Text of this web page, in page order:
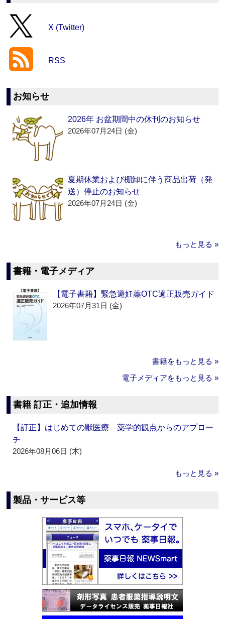
X (Twitter)
RSS
お知らせ
2026年 お盆期間中の休刊のお知らせ
2026年07月24日 (金)
夏期休業および棚卸に伴う商品出荷（発
送）停止のお知らせ
2026年07月24日 (金)
もっと見る »
書籍・電子メディア
【電子書籍】緊急避妊薬OTC適正販売ガイド
2026年07月31日 (金)
書籍をもっと見る »
電子メディアをもっと見る »
書籍 訂正・追加情報
【訂正】はじめての獣医療 薬学的観点からのアプロー
チ
2026年08月06日 (木)
もっと見る »
製品・サービス等